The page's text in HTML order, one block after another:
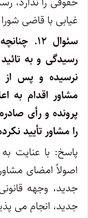
غیابی با قاضی
سئوال ۱۲.
رسیدگی و به
نرسیده و پس از
مشاور اقدام به
پرونده و رأی
را مشاور تأیید
پاسخ: با عنایت
اصولاً امضای
جدید، وجهه
جدید، انجام می